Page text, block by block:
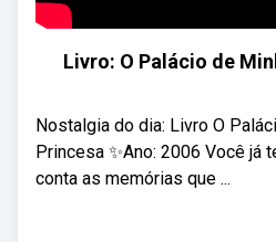
Livro: O Palácio de
Nostalgia do dia: Livro O
Princesa ✨Ano: 2006 Você já
conta as memórias que ...